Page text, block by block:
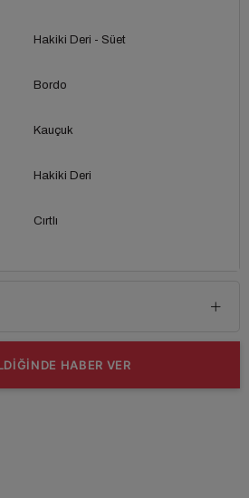
Hakiki Deri - Süet
Bordo
Kauçuk
Hakiki Deri
Cırtlı
HABER VER